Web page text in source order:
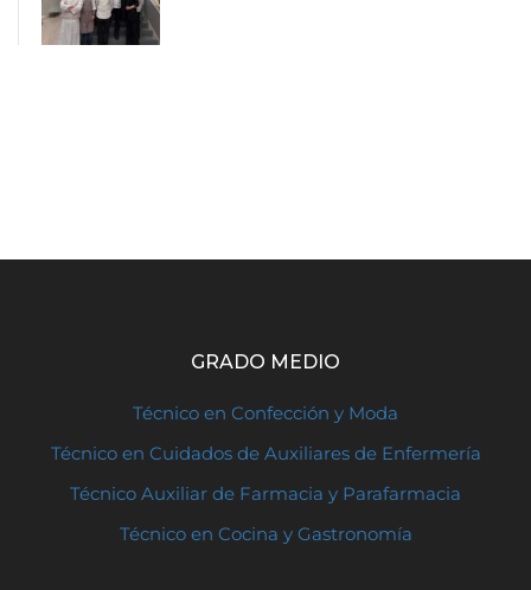
GRADO MEDIO
Técnico en Confección y Moda
Técnico en Cuidados de Auxiliares de Enfermería
Técnico Auxiliar de Farmacia y Parafarmacia
Técnico en Cocina y Gastronomía